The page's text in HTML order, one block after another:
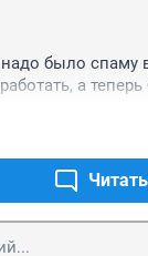
было спаму
а